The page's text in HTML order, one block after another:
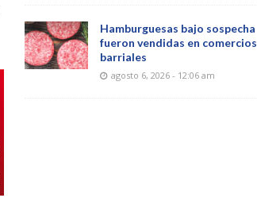
Hamburguesas bajo sospecha
fueron vendidas en comercios
barriales
agosto 6, 2026 - 12:06 am